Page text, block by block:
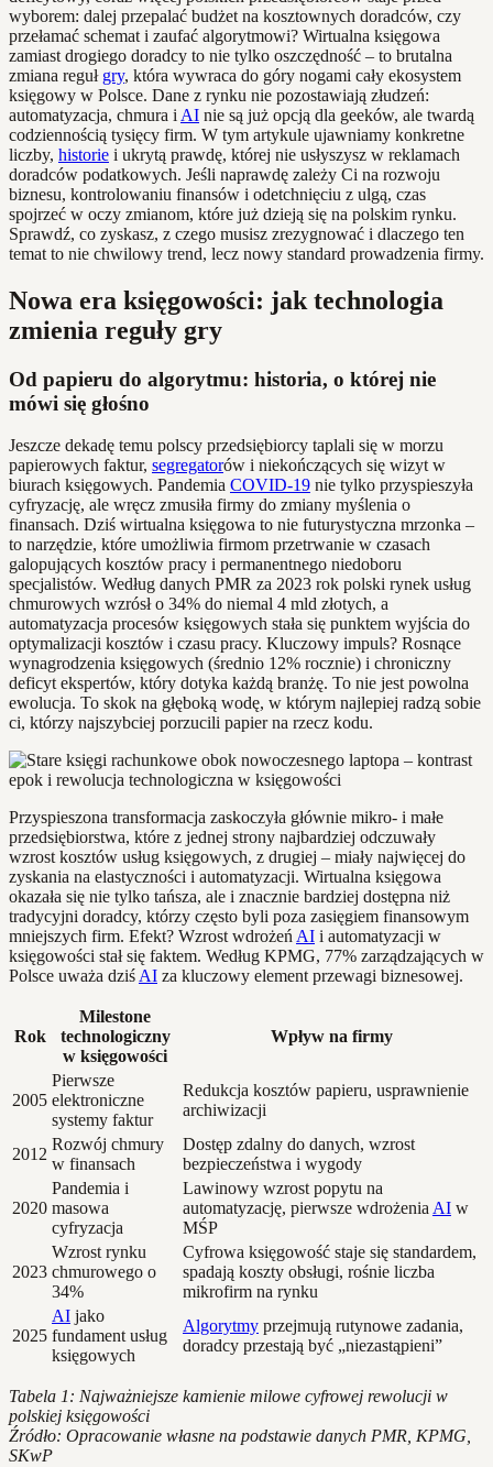
wyborem: dalej przepalać budżet na kosztownych doradców, czy
przełamać schemat i zaufać algorytmowi? Wirtualna księgowa
zamiast drogiego doradcy to nie tylko oszczędność – to brutalna
zmiana reguł gry, która wywraca do góry nogami cały ekosystem
księgowy w Polsce. Dane z rynku nie pozostawiają złudzeń:
automatyzacja, chmura i AI nie są już opcją dla geeków, ale twardą
codziennością tysięcy firm. W tym artykule ujawniamy konkretne
liczby, historie i ukrytą prawdę, której nie usłyszysz w reklamach
doradców podatkowych. Jeśli naprawdę zależy Ci na rozwoju
biznesu, kontrolowaniu finansów i odetchnięciu z ulgą, czas
spojrzeć w oczy zmianom, które już dzieją się na polskim rynku.
Sprawdź, co zyskasz, z czego musisz zrezygnować i dlaczego ten
temat to nie chwilowy trend, lecz nowy standard prowadzenia firmy.
Nowa era księgowości: jak technologia
zmienia reguły gry
Od papieru do algorytmu: historia, o której nie
mówi się głośno
Jeszcze dekadę temu polscy przedsiębiorcy taplali się w morzu
papierowych faktur, segregatorów i niekończących się wizyt w
biurach księgowych. Pandemia COVID-19 nie tylko przyspieszyła
cyfryzację, ale wręcz zmusiła firmy do zmiany myślenia o
finansach. Dziś wirtualna księgowa to nie futurystyczna mrzonka –
to narzędzie, które umożliwia firmom przetrwanie w czasach
galopujących kosztów pracy i permanentnego niedoboru
specjalistów. Według danych PMR za 2023 rok polski rynek usług
chmurowych wzrósł o 34% do niemal 4 mld złotych, a
automatyzacja procesów księgowych stała się punktem wyjścia do
optymalizacji kosztów i czasu pracy. Kluczowy impuls? Rosnące
wynagrodzenia księgowych (średnio 12% rocznie) i chroniczny
deficyt ekspertów, który dotyka każdą branżę. To nie jest powolna
ewolucja. To skok na głęboką wodę, w którym najlepiej radzą sobie
ci, którzy najszybciej porzucili papier na rzecz kodu.
Przyspieszona transformacja zaskoczyła głównie mikro- i małe
przedsiębiorstwa, które z jednej strony najbardziej odczuwały
wzrost kosztów usług księgowych, z drugiej – miały najwięcej do
zyskania na elastyczności i automatyzacji. Wirtualna księgowa
okazała się nie tylko tańsza, ale i znacznie bardziej dostępna niż
tradycyjni doradcy, którzy często byli poza zasięgiem finansowym
mniejszych firm. Efekt? Wzrost wdrożeń AI i automatyzacji w
księgowości stał się faktem. Według KPMG, 77% zarządzających w
Polsce uważa dziś AI za kluczowy element przewagi biznesowej.
Rok
Milestone
technologiczny
w księgowości
Wpływ na firmy
2005
Pierwsze
elektroniczne
systemy faktur
Redukcja kosztów papieru, usprawnienie
archiwizacji
2012
Rozwój chmury
w finansach
Dostęp zdalny do danych, wzrost
bezpieczeństwa i wygody
2020
Pandemia i
masowa
cyfryzacja
Lawinowy wzrost popytu na
automatyzację, pierwsze wdrożenia AI w
MŚP
2023
Wzrost rynku
chmurowego o
34%
Cyfrowa księgowość staje się standardem,
spadają koszty obsługi, rośnie liczba
mikrofirm na rynku
2025
AI jako
fundament usług
księgowych
Algorytmy przejmują rutynowe zadania,
doradcy przestają być „niezastąpieni”
Tabela 1: Najważniejsze kamienie milowe cyfrowej rewolucji w
polskiej księgowości
Źródło: Opracowanie własne na podstawie danych PMR, KPMG,
SKwP